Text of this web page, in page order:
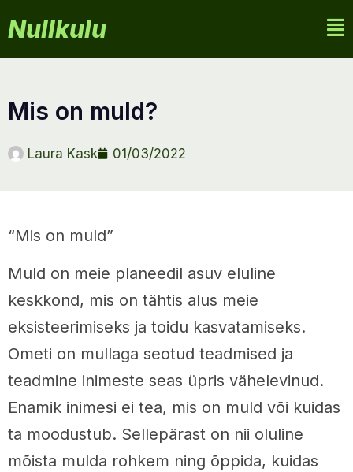
Nullkulu
mis on muld?
Laura Kask 01/03/2022
“Mis on muld”
Muld on meie planeedil asuv eluline
keskkond, mis on tähtis alus meie
eksisteerimiseks ja toidu kasvatamiseks.
Ometi on mullaga seotud teadmised ja
teadmine inimeste seas üpris vähelevinud.
Enamik inimesi ei tea, mis on muld või kuidas
ta moodustub. Sellepärast on nii oluline
mõista mulda rohkem ning õppida, kuidas